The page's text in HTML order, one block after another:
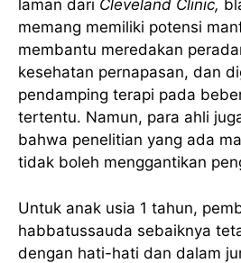
laman dari Cleveland Clinic,
memang memiliki potensi
membantu meredakan
kesehatan pernapasan, dan
pendamping terapi pada
tertentu. Namun, para ahli
bahwa penelitian yang ada
tidak boleh menggantikan
Untuk anak usia 1 tahun,
habbatussauda sebaiknya
dengan hati-hati dan dalam